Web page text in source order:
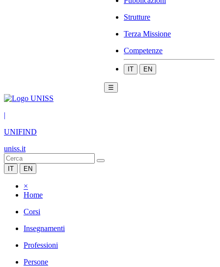
Strutture
Terza Missione
Competenze
IT EN
☰
|
UNIFIND
uniss.it
IT EN
×
Home
Corsi
Insegnamenti
Professioni
Persone